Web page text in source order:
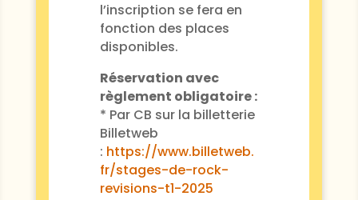
l’inscription se fera en
fonction des places
disponibles.
Réservation avec
règlement obligatoire :
* Par CB sur la billetterie
Billetweb
: https://www.billetweb.
fr/stages-de-rock-
revisions-t1-2025